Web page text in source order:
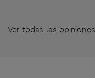
Ver todas las opiniones